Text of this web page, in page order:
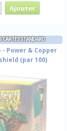
CARTES STANDARD
Power & Copper
(par 100)